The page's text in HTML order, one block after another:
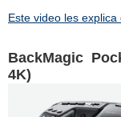
Este video les
BackMagic
4K)